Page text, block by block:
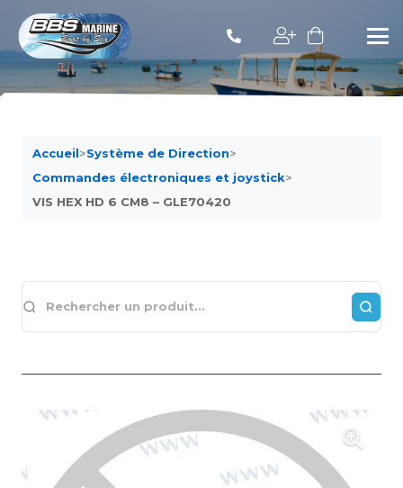
Accueil>Système de Direction>
Commandes électroniques et joystick>
VIS HEX HD 6 CM8 – GLE70420